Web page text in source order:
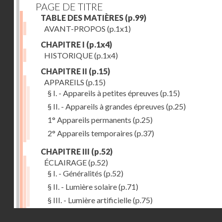
PAGE DE TITRE
TABLE DES MATIÈRES (p.99)
AVANT-PROPOS (p.1x1)
CHAPITRE I (p.1x4)
HISTORIQUE(p.1x4)
CHAPITRE II (p.15)
APPAREILS (p.15)
§ I. - Appareils à petites épreuves (p.15)
§ II. - Appareils à grandes épreuves (p.25)
1° Appareils permanents (p.25)
2° Appareils temporaires (p.37)
CHAPITRE III (p.52)
ÉCLAIRAGE(p.52)
§ I. - Généralités (p.52)
§ II. - Lumière solaire(p.71)
§ III. - Lumière artificielle(p.75)